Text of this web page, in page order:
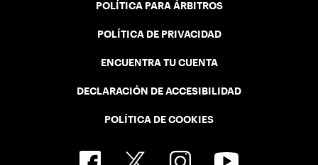
POLÍTICA PARA ÁRBITROS
POLÍTICA DE PRIVACIDAD
ENCUENTRA TU CUENTA
DECLARACIÓN DE ACCESIBILIDAD
POLÍTICA DE COOKIES